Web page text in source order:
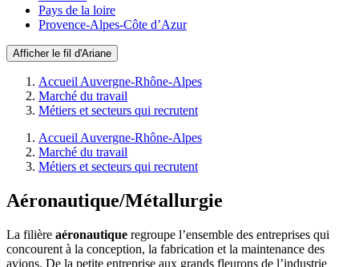
Pays de la loire
Provence-Alpes-Côte d’Azur
Afficher le fil d'Ariane
Accueil Auvergne-Rhône-Alpes
Marché du travail
Métiers et secteurs qui recrutent
Accueil Auvergne-Rhône-Alpes
Marché du travail
Métiers et secteurs qui recrutent
Aéronautique/Métallurgie
La filière aéronautique regroupe l’ensemble des entreprises qui
concourent à la conception, la fabrication et la maintenance des
avions. De la petite entreprise aux grands fleurons de l’industrie